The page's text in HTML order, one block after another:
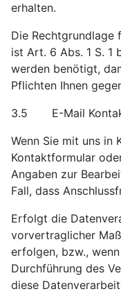
erhalten.
Die Rechtgrundlage
ist Art. 6 Abs. 1 S. 1
werden benötigt,
Pflichten Ihnen
3.5 E-Mail
Wenn Sie mit uns in
Kontaktformular
Angaben zur
Fall, dass
Erfolgt die
vorvertraglicher
erfolgen, bzw.,
Durchführung des
diese